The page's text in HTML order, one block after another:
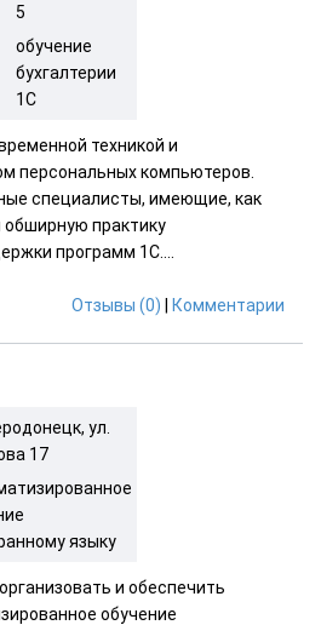
5
обучение
бухгалтерии
1С
техникой и
персональных компьютеров.
специалисты, имеющие, как
обширную практику
программ 1С....
Отзывы (0) Комментарии
ул.
17
языку
и обеспечить
обучение